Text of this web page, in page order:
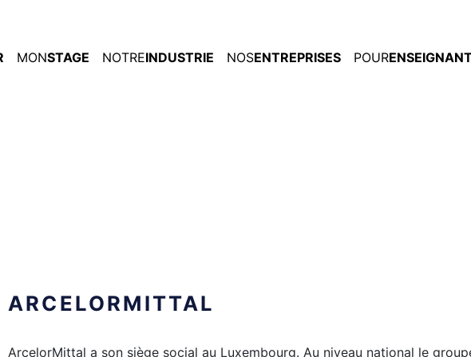
MONSTAGE NOTREINDUSTRIE NOSENTREPRISES POUR
ARCELORMITTAL
ArcelorMittal a son siège social au Luxembourg. Au niveau national le